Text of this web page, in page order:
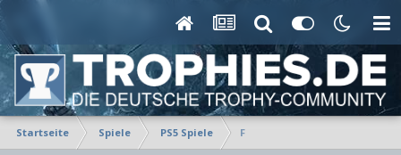
Startseite Spiele PS5 Spiele F